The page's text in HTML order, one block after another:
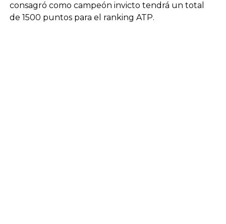
consagró como campeón invicto tendrá un total
de 1500 puntos para el ranking ATP.